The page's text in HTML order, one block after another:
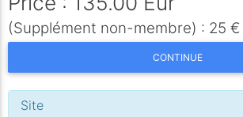
(Supplément non-membre) : 25 €
CONTINUE
Site